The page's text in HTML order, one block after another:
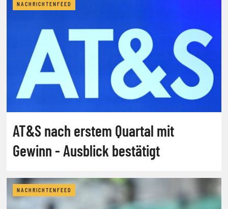
NACHRICHTENFEED
AT&S nach erstem Quartal mit
Gewinn - Ausblick bestätigt
NACHRICHTENFEED